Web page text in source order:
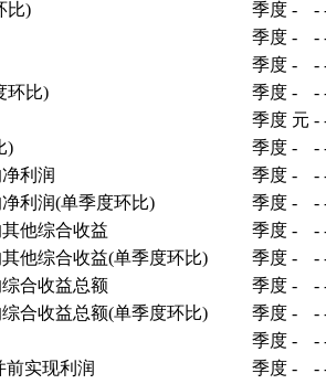
比)
季度 - -
季度 - -
季度 - -
环比)
季度 - -
季度 元 -
)
季度 - -
利润
季度 - -
利润(单季度环比)
季度 - -
他综合收益
季度 - -
他综合收益(单季度环比)
季度 - -
合收益总额
季度 - -
合收益总额(单季度环比)
季度 - -
季度 - -
前实现利润
季度 - -